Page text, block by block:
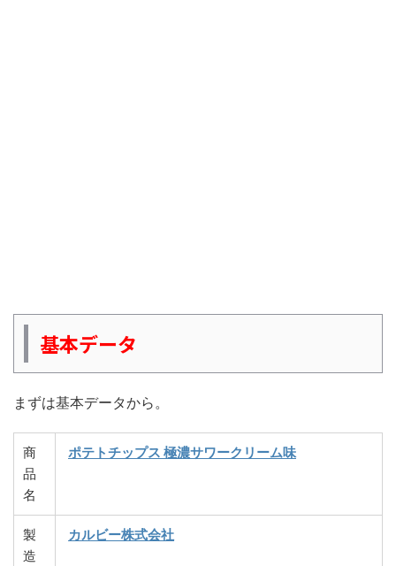
基本データ
まずは基本データから。
商
品
名
ポテトチップス 極濃サワークリーム味
製
造
カルビー株式会社